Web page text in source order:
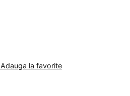
Adauga la favorite